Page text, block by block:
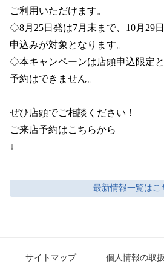
ご利用いただけます。
◇8月25日発は7月末まで、10月29
申込みが対象となります。
◇本キャンペーンは店頭申込限定
予約はできません。
ぜひ店頭でご相談ください！
ご来店予約はこちらから
↓
最新情報一覧はこ
サイトマップ 個人情報の取扱